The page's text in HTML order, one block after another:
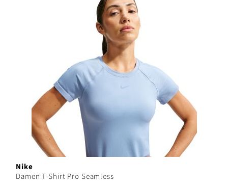
Nike
Damen T-Shirt Pro Seamless